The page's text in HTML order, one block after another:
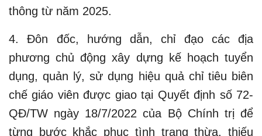
thông từ năm 2025.
4. Đôn đốc, hướng dẫn, chỉ đạo các địa
phương chủ động xây dựng kế hoạch tuyển
dụng, quản lý, sử dụng hiệu quả chỉ tiêu biên
chế giáo viên được giao tại Quyết định số 72-
QĐ/TW ngày 18/7/2022 của Bộ Chính trị để
từng bước khắc phục tình trạng thừa, thiếu